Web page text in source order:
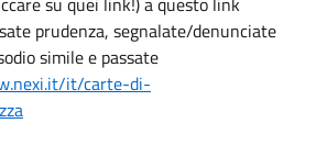
prudenza, segnalate/denunciate
simile e passate
it/carte-di-